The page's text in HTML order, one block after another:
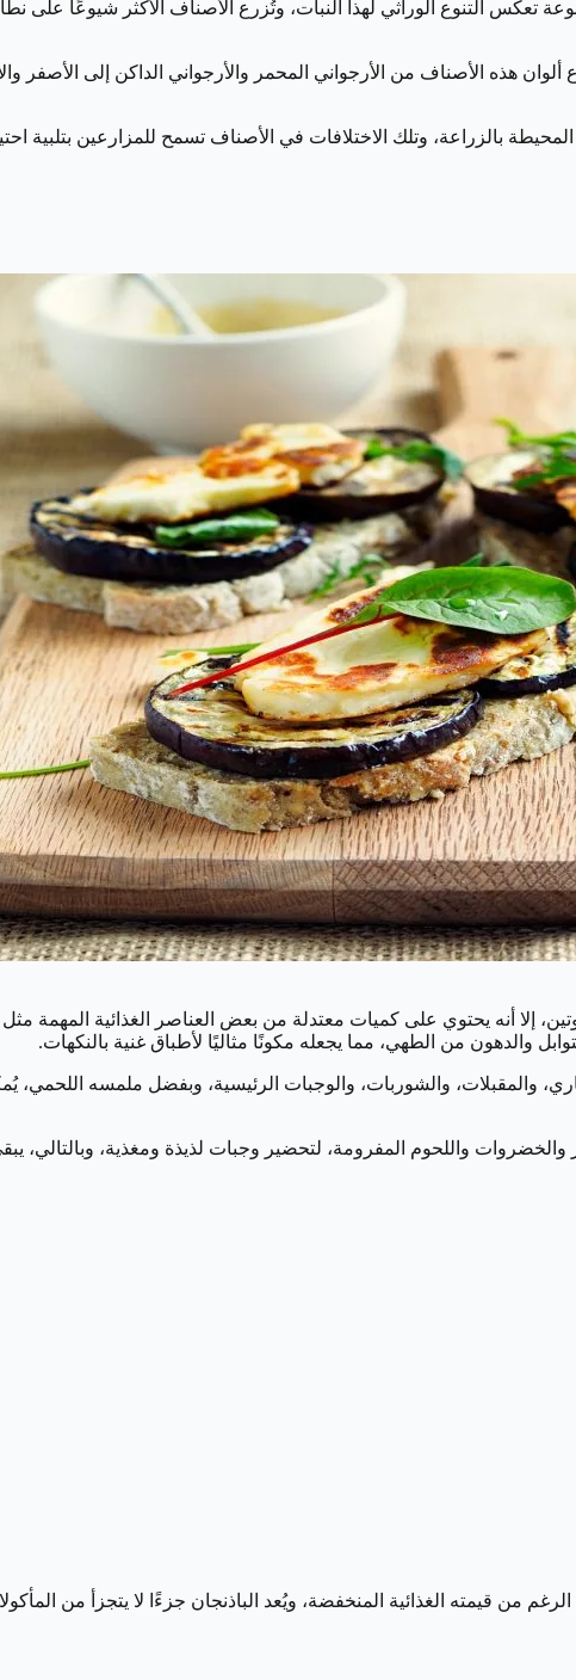
تعكس التنوع الوراثي لهذا النبات، وتُزرع الأصناف الأكثر شيوعًا على
هذه الأصناف من الأرجواني المحمر والأرجواني الداكن إلى الأصفر
بالزراعة، وتلك الاختلافات في الأصناف تسمح للمزارعين بتلبية
إلا أنه يحتوي على كميات معتدلة من بعض العناصر الغذائية المهمة
والدهون من الطهي، مما يجعله مكونًا مثاليًا لأطباق غنية بالنكهات.
والمقبلات، والشوربات، والوجبات الرئيسية، وبفضل ملمسه اللحمي،
واللحوم المفرومة، لتحضير وجبات لذيذة ومغذية، وبالتالي،
من قيمته الغذائية المنخفضة، ويُعد الباذنجان جزءًا لا يتجزأ من